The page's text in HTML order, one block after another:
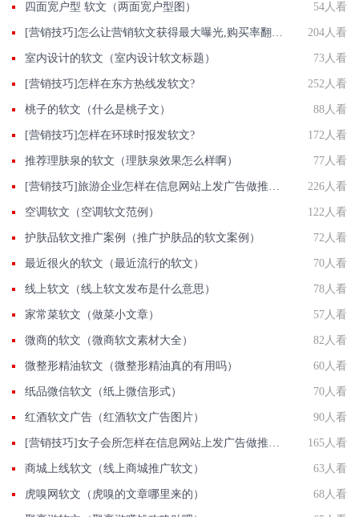
四面宽户型 软文（两面宽户型图） 54人看
[营销技巧]怎么让营销软文获得最大曝光,购买率翻翻? 204人看
室内设计的软文（室内设计软文标题） 73人看
[营销技巧]怎样在东方热线发软文? 252人看
桃子的软文（什么是桃子文） 88人看
[营销技巧]怎样在环球时报发软文? 172人看
推荐理肤泉的软文（理肤泉效果怎么样啊） 77人看
[营销技巧]旅游企业怎样在信息网站上发广告做推广提高产品知名度呢 226人看
空调软文（空调软文范例） 122人看
护肤品软文推广案例（推广护肤品的软文案例） 72人看
最近很火的软文（最近流行的软文） 70人看
线上软文（线上软文发布是什么意思） 78人看
家常菜软文（做菜小文章） 57人看
微商的软文（微商软文素材大全） 82人看
微整形精油软文（微整形精油真的有用吗） 60人看
纸品微信软文（纸上微信形式） 70人看
红酒软文广告（红酒软文广告图片） 90人看
[营销技巧]女子会所怎样在信息网站上发广告做推广提高产品知名度呢 165人看
商城上线软文（线上商城推广软文） 63人看
虎嗅网软文（虎嗅的文章哪里来的） 68人看